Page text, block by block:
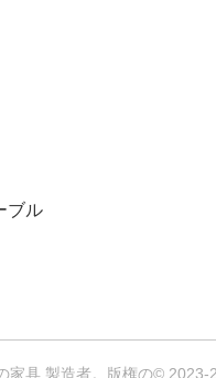
ブル
家具 製造者。版権の©